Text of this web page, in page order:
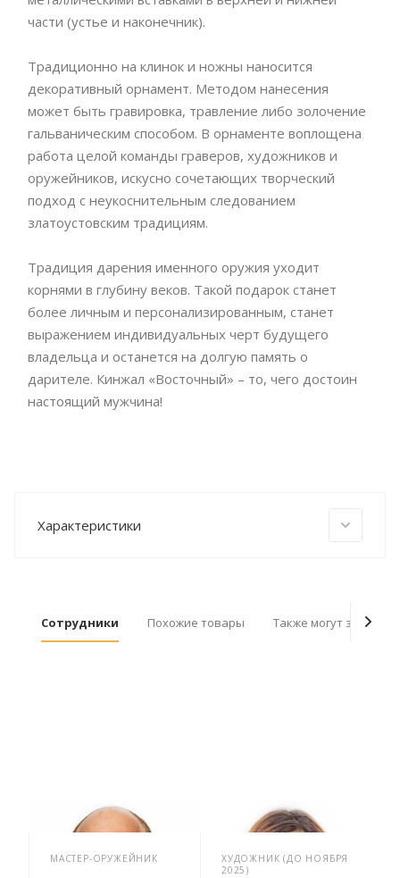
части (устье и наконечник).
Традиционно на клинок и ножны наносится
декоративный орнамент. Методом нанесения
может быть гравировка, травление либо золочение
гальваническим способом. В орнаменте воплощена
работа целой команды граверов, художников и
оружейников, искусно сочетающих творческий
подход с неукоснительным следованием
златоустовским традициям.
Традиция дарения именного оружия уходит
корнями в глубину веков. Такой подарок станет
более личным и персонализированным, станет
выражением индивидуальных черт будущего
владельца и останется на долгую память о
дарителе. Кинжал «Восточный» – то, чего достоин
настоящий мужчина!
Характеристики
Сотрудники Похожие товары Также могут
МАСТЕР-ОРУЖЕЙНИК
ХУДОЖНИК (ДО НОЯБРЯ
2025)